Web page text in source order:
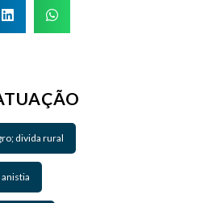
divida rural
anistia